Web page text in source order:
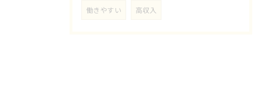
働きやすい 高収入